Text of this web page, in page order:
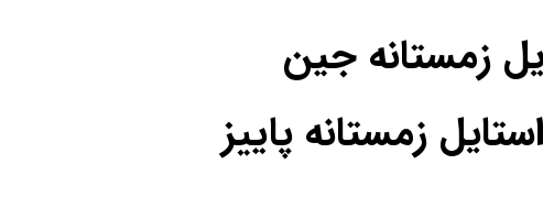
زمستانه جین
زمستانه پاییز